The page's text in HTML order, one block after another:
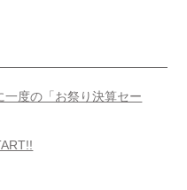
度の「お祭り決算セー